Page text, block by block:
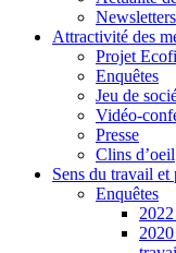
Attractivité des
Projet
Enquêtes
Jeu de
Vidéo-
Presse
Clins d’oeil
Sens du travail et
Enquêtes